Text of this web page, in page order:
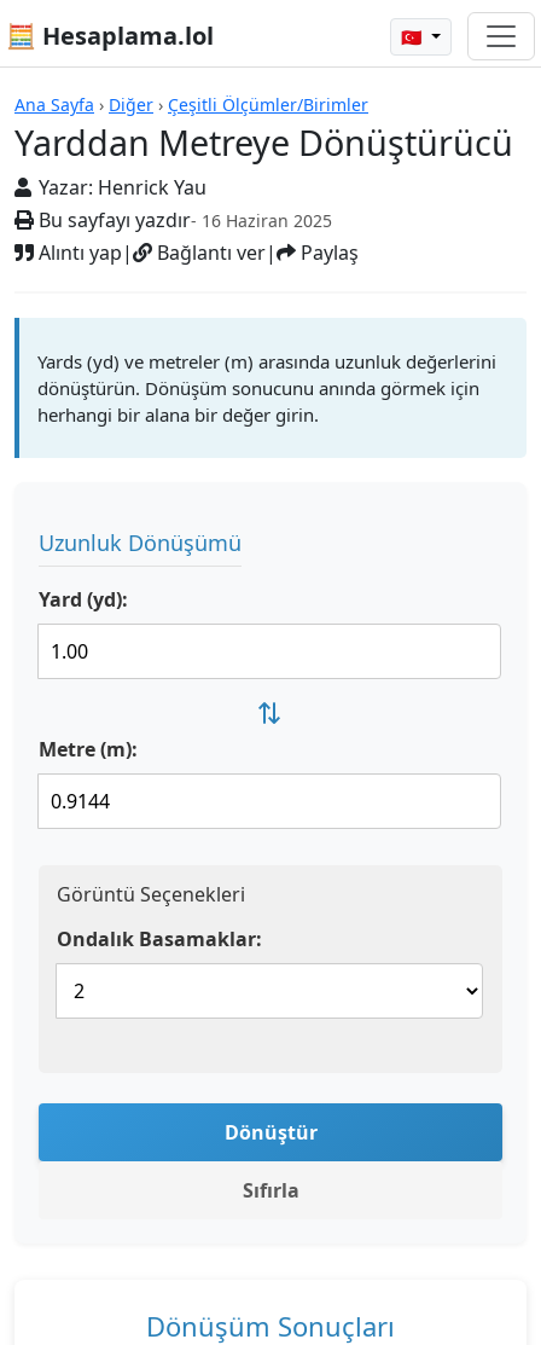
🧮 Hesaplama.lol 🇹🇷
Ana Sayfa › Diğer › Çeşitli Ölçümler/Birimler
Yarddan Metreye Dönüştürücü
Yazar: Henrick Yau
Bu sayfayı yazdır- 16 Haziran 2025
Alıntı yap| Bağlantı ver| Paylaş
Hesap Makineleri
Yards (yd) ve metreler (m) arasında uzunluk değerlerini
dönüştürün. Dönüşüm sonucunu anında görmek için
herhangi bir alana bir değer girin.
Uzunluk Dönüşümü
Yard (yd):
⇄
Metre (m):
Görüntü Seçenekleri
Ondalık Basamaklar:
Dönüştür
Sıfırla
Dönüşüm Sonuçları